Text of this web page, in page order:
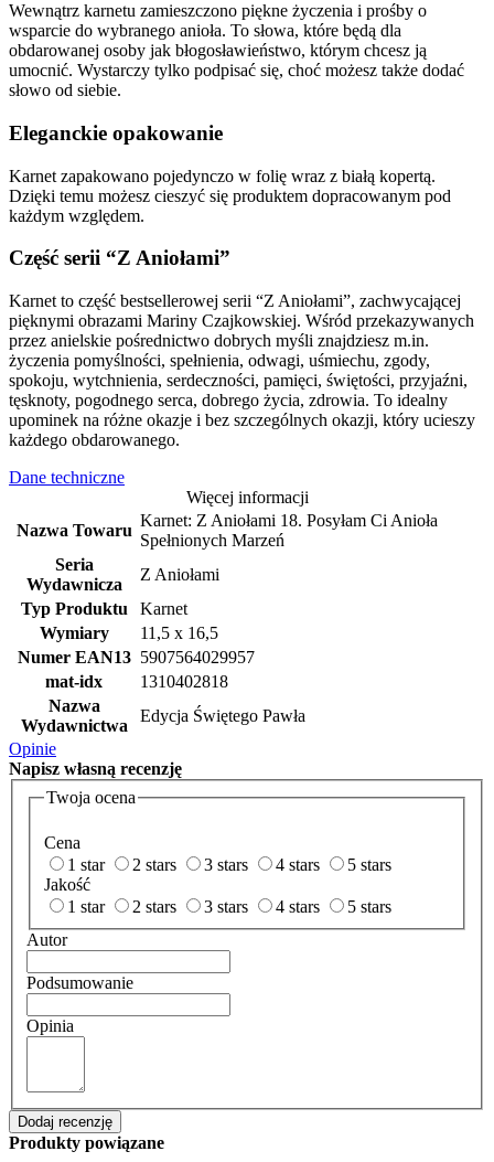
Wewnątrz karnetu zamieszczono piękne życzenia i prośby o
wsparcie do wybranego anioła. To słowa, które będą dla
obdarowanej osoby jak błogosławieństwo, którym chcesz ją
umocnić. Wystarczy tylko podpisać się, choć możesz także dodać
słowo od siebie.
Eleganckie opakowanie
Karnet zapakowano pojedynczo w folię wraz z białą kopertą.
Dzięki temu możesz cieszyć się produktem dopracowanym pod
każdym względem.
Część serii “Z Aniołami”
Karnet to część bestsellerowej serii “Z Aniołami”, zachwycającej
pięknymi obrazami Mariny Czajkowskiej. Wśród przekazywanych
przez anielskie pośrednictwo dobrych myśli znajdziesz m.in.
życzenia pomyślności, spełnienia, odwagi, uśmiechu, zgody,
spokoju, wytchnienia, serdeczności, pamięci, świętości, przyjaźni,
tęsknoty, pogodnego serca, dobrego życia, zdrowia. To idealny
upominek na różne okazje i bez szczególnych okazji, który ucieszy
każdego obdarowanego.
Dane techniczne
Więcej informacji
Nazwa Towaru
Karnet: Z Aniołami 18. Posyłam Ci Anioła
Spełnionych Marzeń
Seria
Wydawnicza
Z Aniołami
Typ Produktu
Karnet
Wymiary
11,5 x 16,5
Numer EAN13 5907564029957
mat-idx
1310402818
Nazwa
Wydawnictwa
Edycja Świętego Pawła
Opinie
Napisz własną recenzję
Twoja ocena
Cena
1 star
2 stars 3 stars 4 stars
5 stars
Jakość
1 star
2 stars 3 stars 4 stars
5 stars
Autor
Podsumowanie
Opinia
Dodaj recenzję
Produkty powiązane